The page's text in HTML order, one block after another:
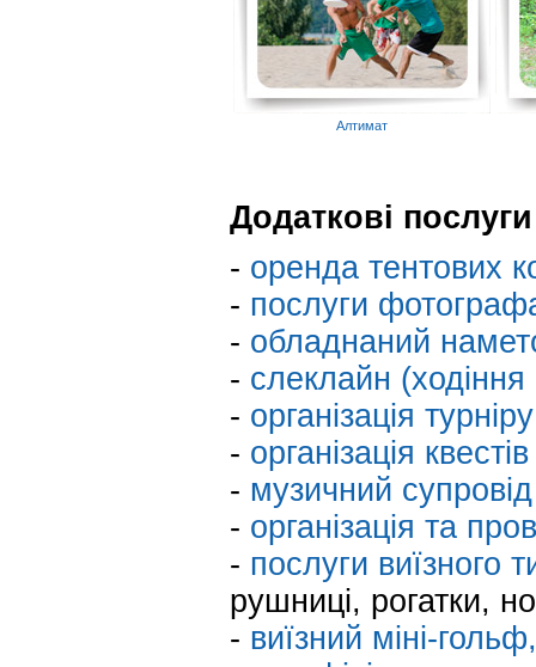
Алтимат
Додаткові
- оренда тентових
- послуги
- обладнаний
- слеклайн (ходіння
- організація
- організація
- музичний супровід
- організація та
- послуги виїзного
рушниці, рогатки,
- виїзний міні-